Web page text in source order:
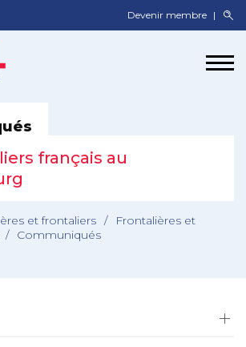
Devenir membre
français au
et frontaliers /
Frontalières et
/ Communiqués